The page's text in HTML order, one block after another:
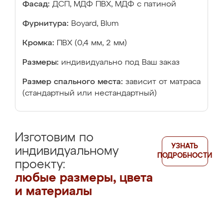
Фасад: ДСП, МДФ ПВХ, МДФ с патиной
Фурнитура: Boyard, Blum
Кромка: ПВХ (0,4 мм, 2 мм)
Размеры: индивидуально под Ваш заказ
Размер спального места: зависит от матраса
(стандартный или нестандартный)
Изготовим по
индивидуальному
проекту:
любые размеры, цвета
и материалы
УЗНАТЬ
ПОДРОБНОСТИ